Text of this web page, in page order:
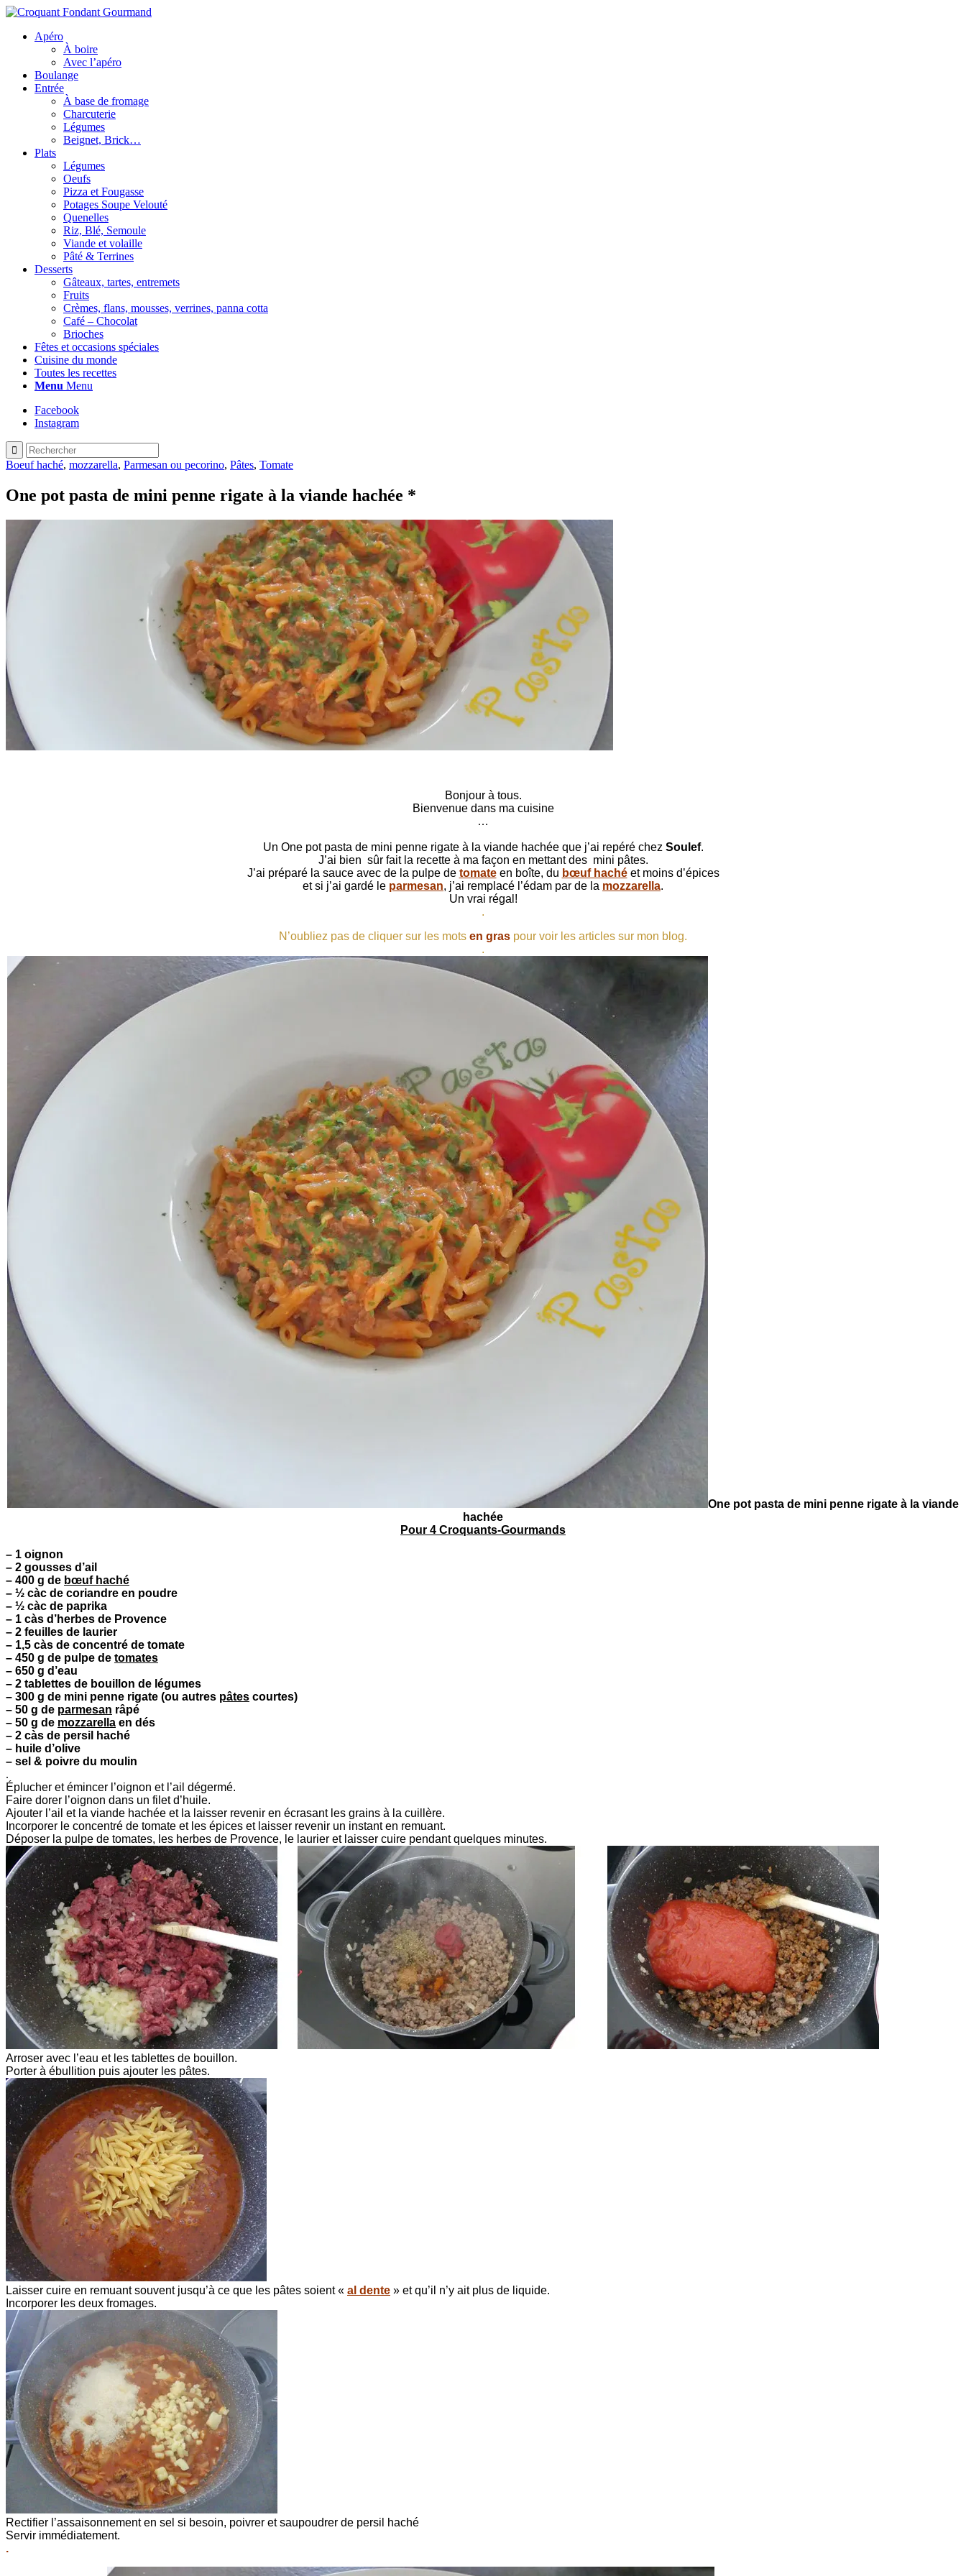
Apéro
À boire
Avec l’apéro
Boulange
Entrée
À base de fromage
Charcuterie
Légumes
Beignet, Brick…
Plats
Légumes
Oeufs
Pizza et Fougasse
Potages Soupe Velouté
Quenelles
Riz, Blé, Semoule
Viande et volaille
Pâté & Terrines
Desserts
Gâteaux, tartes, entremets
Fruits
Crèmes, flans, mousses, verrines, panna cotta
Café – Chocolat
Brioches
Fêtes et occasions spéciales
Cuisine du monde
Toutes les recettes
Menu Menu
Facebook
Instagram
Boeuf haché, mozzarella, Parmesan ou pecorino, Pâtes, Tomate
One pot pasta de mini penne rigate à la viande hachée *
Bonjour à tous.
Bienvenue dans ma cuisine
…
Un One pot pasta de mini penne rigate à la viande hachée que j’ai repéré chez Soulef.
J’ai bien sûr fait la recette à ma façon en mettant des mini pâtes.
J’ai préparé la sauce avec de la pulpe de tomateen boîte, du bœuf hachéet moins d’épices
et si j’ai gardé le parmesan, j’ai remplacé l’édam par de la mozzarella.
Un vrai régal!
.
N’oubliez pas de cliquer sur les mots en gras pour voir les articles sur mon blog.
.
One pot pasta de mini penne rigate à la viande
hachée
Pour 4 Croquants-Gourmands
– 1 oignon
– 2 gousses d’ail
– 400 g de bœuf haché
– ½ càc de coriandre en poudre
– ½ càc de paprika
– 1 càs d’herbes de Provence
– 2 feuilles de laurier
– 1,5 càs de concentré de tomate
– 450 g de pulpe de tomates
– 650 g d’eau
– 2 tablettes de bouillon de légumes
– 300 g de mini penne rigate (ou autres pâtes courtes)
– 50 g de parmesan râpé
– 50 g de mozzarella en dés
– 2 càs de persil haché
– huile d’olive
– sel & poivre du moulin
.
Éplucher et émincer l’oignon et l’ail dégermé.
Faire dorer l’oignon dans un filet d’huile.
Ajouter l’ail et la viande hachée et la laisser revenir en écrasant les grains à la cuillère.
Incorporer le concentré de tomate et les épices et laisser revenir un instant en remuant.
Déposer la pulpe de tomates, les herbes de Provence, le laurier et laisser cuire pendant quelques minutes.
Arroser avec l’eau et les tablettes de bouillon.
Porter à ébullition puis ajouter les pâtes.
Laisser cuire en remuant souvent jusqu’à ce que les pâtes soient « al dente » et qu’il n’y ait plus de liquide.
Incorporer les deux fromages.
Rectifier l’assaisonnement en sel si besoin, poivrer et saupoudrer de persil haché
Servir immédiatement.
.